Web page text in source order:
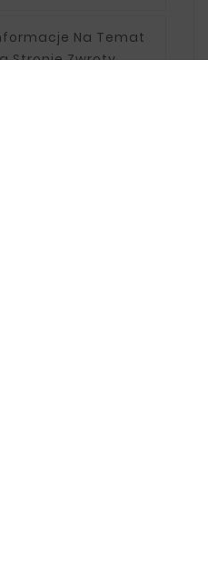
Na Temat
Stronie Zwroty.